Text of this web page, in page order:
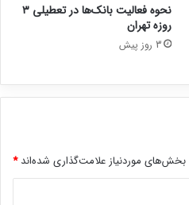
نحوه فعالیت بانک‌ها در تعطیلی ۳
روزه تهران
3 روز پیش
بخش‌های موردنیاز علامت‌گذاری شده‌اند*